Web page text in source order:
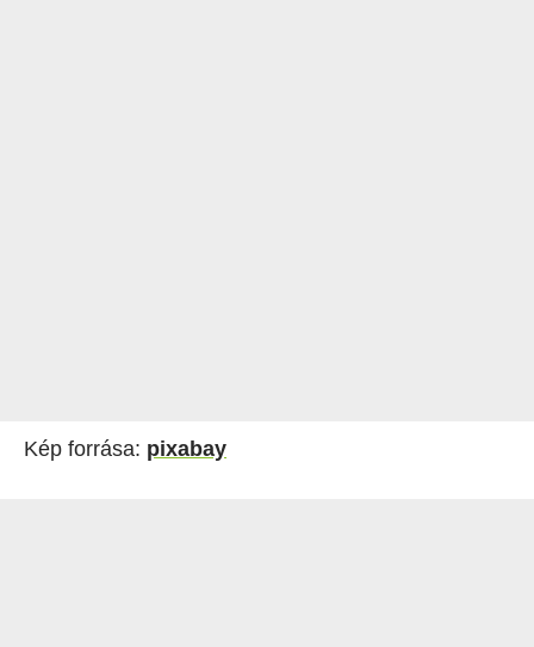
Kép forrása: pixabay